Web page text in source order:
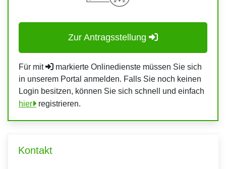
Zur Antragsstellung
Für mit
markierte Onlinedienste müssen Sie sich
in unserem Portal anmelden. Falls Sie noch keinen
Login besitzen, können Sie sich schnell und einfach
hier
registrieren.
Kontakt